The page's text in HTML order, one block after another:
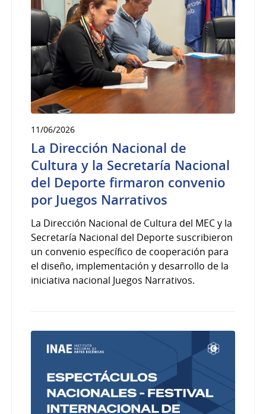
11/06/2026
La Dirección Nacional de
Cultura y la Secretaría Nacional
del Deporte firmaron convenio
por Juegos Narrativos
La Dirección Nacional de Cultura del MEC y la
Secretaría Nacional del Deporte suscribieron
un convenio específico de cooperación para
el diseño, implementación y desarrollo de la
iniciativa nacional Juegos Narrativos.